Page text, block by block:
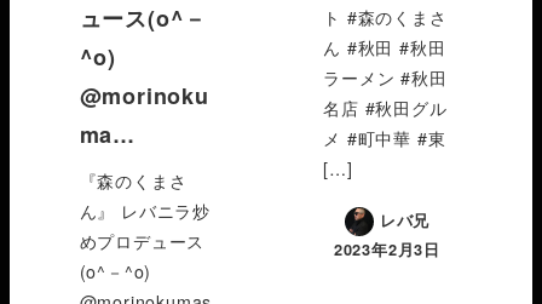
ュース(o^－
^o)
@morinoku
ma…
『森のくまさ
ん』 レバニラ炒
めプロデュース
(o^－^o)
ト #森のくまさ
ん #秋田 #秋田
ラーメン #秋田
名店 #秋田グル
メ #町中華 #東
[…]
レバ兄
2023年2月3日